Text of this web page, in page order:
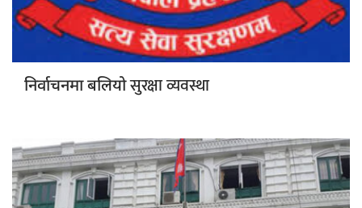
निर्वाचनमा बलियोसुरक्षा व्यवस्था